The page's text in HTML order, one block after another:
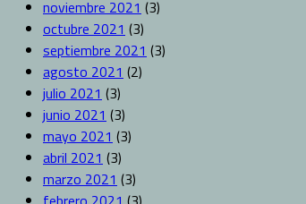
noviembre 2021 (3)
octubre 2021 (3)
septiembre 2021 (3)
agosto 2021 (2)
julio 2021 (3)
junio 2021 (3)
mayo 2021 (3)
abril 2021 (3)
marzo 2021 (3)